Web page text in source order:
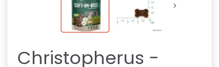
Christopherus -